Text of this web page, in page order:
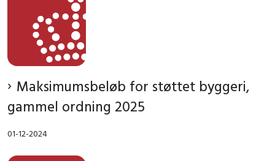
Maksimumsbeløb for støttet byggeri,
gammel ordning 2025
01-12-2024